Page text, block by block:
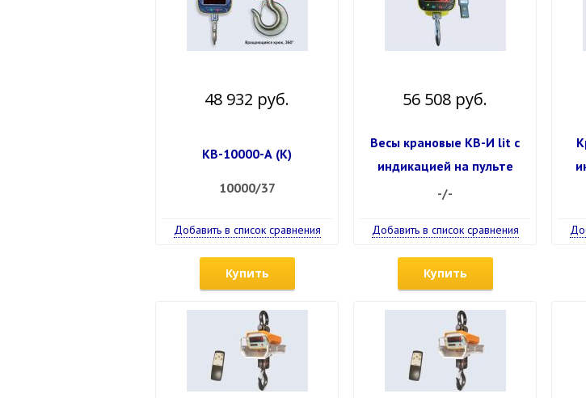
48 932 руб.
КВ-10000-А (К)
10000/37
Добавить в список сравнения
Купить
56 508 руб.
Весы крановые КВ-И lit с
индикацией на пульте
-/-
Добавить в список сравнения
Купить